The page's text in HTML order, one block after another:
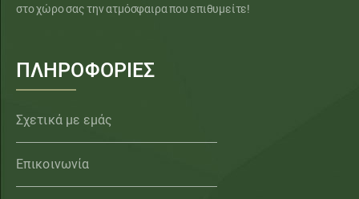
στο χώρο σας την ατμόσφαιρα που επιθυμείτε!
ΠΛΗΡΟΦΟΡΙΕΣ
Σχετικά με εμάς
Επικοινωνία